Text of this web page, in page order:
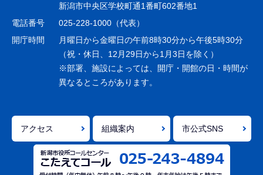
シ
ョ
で
新潟市中央区学校町通1番町602番地1
電話番号
025-228-1000（代表）
開庁時間
月曜日から金曜日の午前8時30分から午後5時30分
（祝・休日、12月29日から1月3日を除く）
※部署、施設によっては、開庁・開館の日・時間が
異なるところがあります。
アクセス 組織案内 市公式SNS